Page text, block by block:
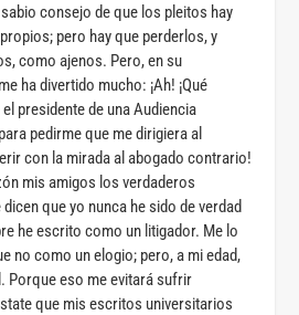
consejo de que los pleitos hay
pero hay que perderlos, y
como ajenos. Pero, en su
ha divertido mucho: ¡Ah! ¡Qué
presidente de una Audiencia
pedirme que me dirigiera al
con la mirada al abogado contrario!
mis amigos los verdaderos
que yo nunca he sido de verdad
he escrito como un litigador. Me lo
no como un elogio; pero, a mi edad,
Porque eso me evitará sufrir
que mis escritos universitarios